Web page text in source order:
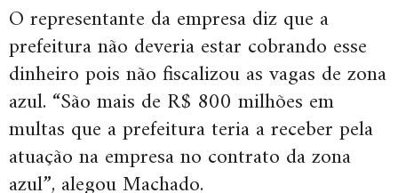
O representante da empresa diz que a
prefeitura não deveria estar cobrando esse
dinheiro pois não fiscalizou as vagas de zona
azul. “São mais de R$ 800 milhões em
multas que a prefeitura teria a receber pela
atuação na empresa no contrato da zona
azul”, alegou Machado.